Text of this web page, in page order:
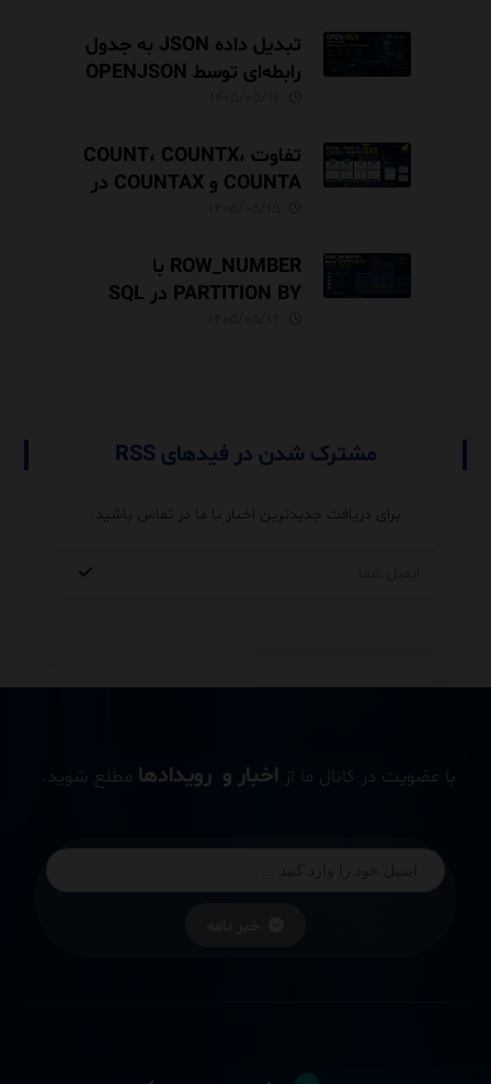
تبدیل داده JSON به جدول
رابطه‌ای توسط OPENJSON
تفاوت COUNT، COUNTX،
COUNTA و COUNTAX در
ROW_NUMBER با
PARTITION BY در SQL
مشترک شدن در فیدهای RSS
برای دریافت جدیدترین اخبار با ما در تماس باشید.
با عضویت در کانال ما از اخبار و رویدادها مطلع شوید.